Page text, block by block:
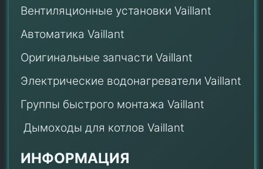
Вентиляционные установки Vaillant
Автоматика Vaillant
Оригинальные запчасти Vaillant
Электрические водонагреватели Vaillant
Группы быстрого монтажа Vaillant
Дымоходы для котлов Vaillant
ИНФОРМАЦИЯ